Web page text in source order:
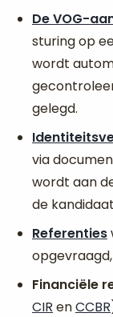
De VOG-
sturing op
wordt
gelegd.
via
wordt aan
de
Referenties
Financiële
CIR enCCBR